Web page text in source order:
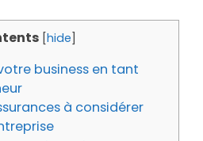
[hide
business en tant
à considérer